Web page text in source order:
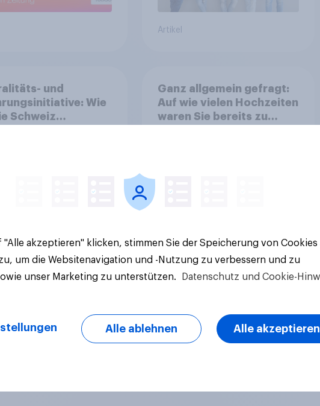
Artikel
und
Wie
Schweiz
Ganz allgemein gefragt:
Auf wie vielen Hochzeiten
waren Sie bereits zu
22%
Aktuelle Ergebnisse
"Alle akzeptieren" klicken, stimmen Sie der Speicherung von Cookies
zu, um die Websitenavigation und -Nutzung zu verbessern und zu
unser Marketing zu unterstützen.
Datenschutz und Cookie-
Alle ablehnen Alle akzeptieren